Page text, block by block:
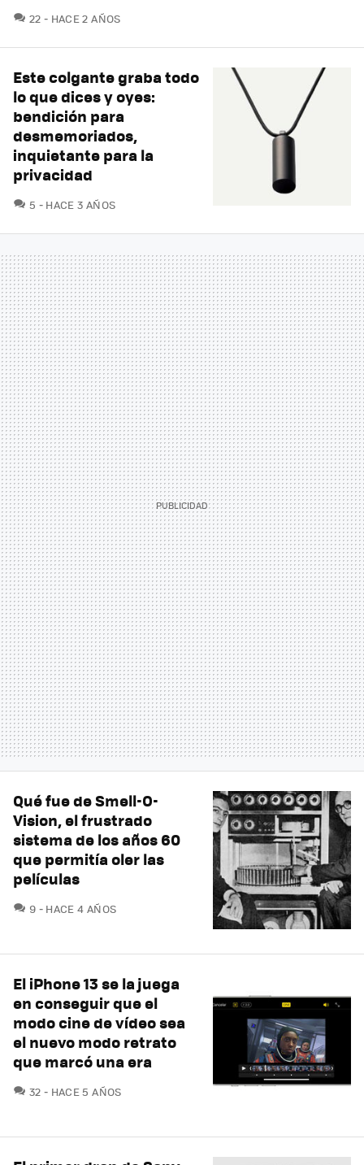
22 COMENTARIOS
HACE 2 AÑOS
Este colgante graba todo
lo que dices y oyes:
bendición para
desmemoriados,
inquietante para la
privacidad
5 COMENTARIOS
HACE 3 AÑOS
Qué fue de Smell-O-
Vision, el frustrado
sistema de los años 60
que permitía oler las
películas
9 COMENTARIOS
HACE 4 AÑOS
El iPhone 13 se la juega
en conseguir que el
modo cine de vídeo sea
el nuevo modo retrato
que marcó una era
32 COMENTARIOS
HACE 5 AÑOS